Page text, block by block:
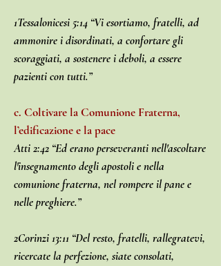
1Tessalonicesi 5:14 “Vi esortiamo, fratelli, ad
ammonire i disordinati, a confortare gli
scoraggiati, a sostenere i deboli, a essere
pazienti con tutti.”
c. Coltivare la Comunione Fraterna,
l’edificazione e la pace
Atti 2:42 “Ed erano perseveranti nell'ascoltare
l'insegnamento degli apostoli e nella
comunione fraterna, nel rompere il pane e
nelle preghiere.”
2Corinzi 13:11 “Del resto, fratelli, rallegratevi,
ricercate la perfezione, siate consolati,